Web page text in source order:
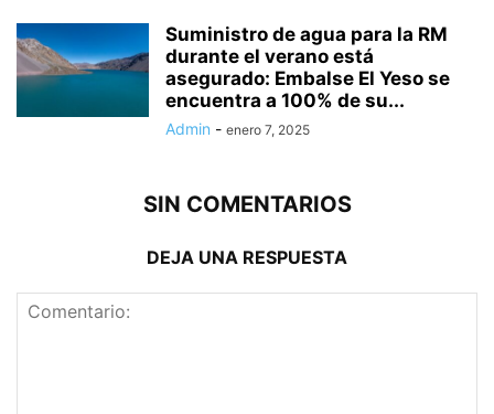
Suministro de agua para la RM
durante el verano está
asegurado: Embalse El Yeso se
encuentra a 100% de su...
Admin - enero 7, 2025
SIN COMENTARIOS
DEJA UNA RESPUESTA